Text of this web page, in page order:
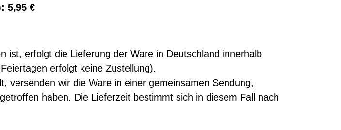
5,95 €
ist, erfolgt die Lieferung der Ware in Deutschland innerhalb
erfolgt keine Zustellung).
versenden wir die Ware in einer gemeinsamen Sendung,
haben. Die Lieferzeit bestimmt sich in diesem Fall nach